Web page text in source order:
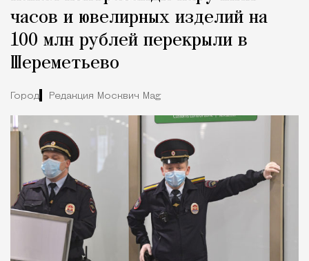
часов и ювелирных изделий на
100 млн рублей перекрыли в
Шереметьево
Город Редакция Москвич Mag